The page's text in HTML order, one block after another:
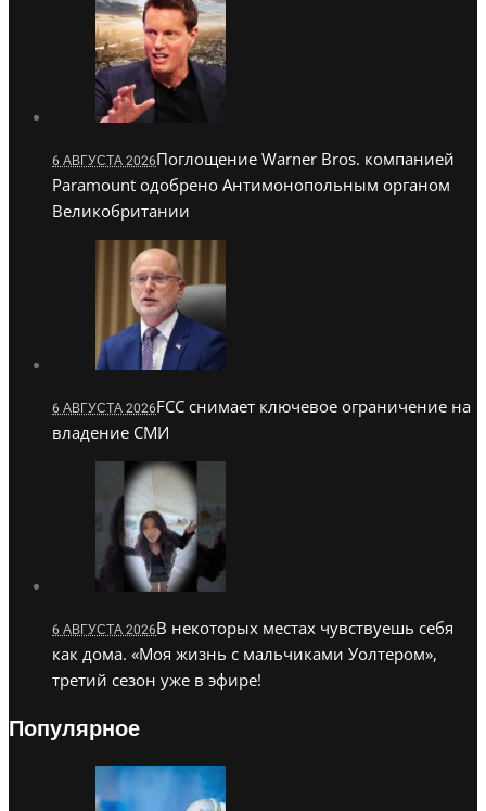
6 АВГУСТА 2026Поглощение Warner Bros. компанией
Paramount одобрено Антимонопольным органом
Великобритании
6 АВГУСТА 2026FCC снимает ключевое ограничение на
владение СМИ
6 АВГУСТА 2026В некоторых местах чувствуешь себя
как дома. «Моя жизнь с мальчиками Уолтером»,
третий сезон уже в эфире!
Популярное